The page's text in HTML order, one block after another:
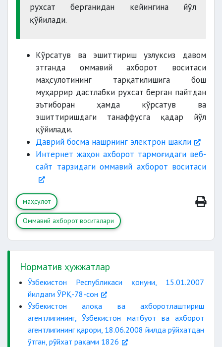
рухсат берганидан кейингина йўл
қўйилади.
Кўрсатув ва эшиттириш узлуксиз давом
этганда оммавий ахборот воситаси
маҳсулотининг тарқатилишига бош
муҳаррир дастлабки рухсат берган пайтдан
эътиборан ҳамда кўрсатув ва
эшиттиришдаги танаффусга қадар йўл
қўйилади.
Даврий босма нашрнинг электрон шакли
Интернет жаҳон ахборот тармоғидаги веб-
сайт тарзидаги оммавий ахборот воситаси
маҳсулот
Оммавий ахборот воситалари
Норматив ҳужжатлар
Ўзбекистон Республикаси қонуни, 15.01.2007
йилдаги ЎРҚ-78-сон
Ўзбекистон алоқа ва ахборотлаштириш
агентлигининг, Ўзбекистон матбуот ва ахборот
агентлигининг қарори, 18.06.2008 йилда рўйхатдан
ўтган, рўйхат рақами 1826